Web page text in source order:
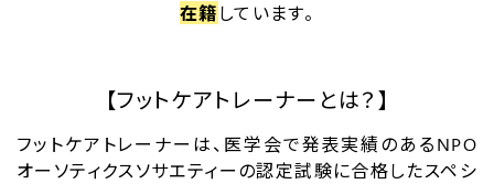
在籍しています。
【フットケアトレーナーとは？】
フットケアトレーナーは、医学会で発表実績のあるNPO
オーソティクスソサエティーの認定試験に合格したスペシ